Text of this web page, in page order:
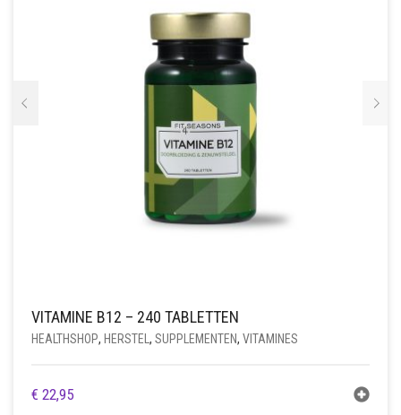
VITAMINE B12 – 240 TABLETTEN
HEALTHSHOP, HERSTEL , SUPPLEMENTEN, VITAMINES
€ 22,95